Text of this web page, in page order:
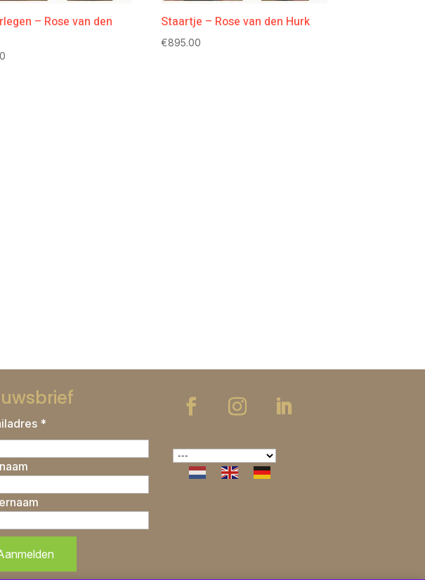
– Rose van den Staartje – Rose van den Hurk
€895.00
*